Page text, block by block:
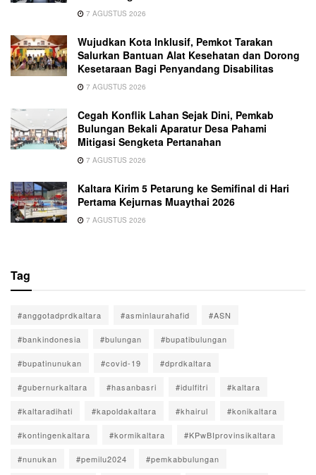
7 AGUSTUS 2026
Wujudkan Kota Inklusif, Pemkot Tarakan
Salurkan Bantuan Alat Kesehatan dan Dorong
Kesetaraan Bagi Penyandang Disabilitas
7 AGUSTUS 2026
Cegah Konflik Lahan Sejak Dini, Pemkab
Bulungan Bekali Aparatur Desa Pahami
Mitigasi Sengketa Pertanahan
7 AGUSTUS 2026
Kaltara Kirim 5 Petarung ke Semifinal di Hari
Pertama Kejurnas Muaythai 2026
7 AGUSTUS 2026
Tag
#anggotadprdkaltara #asminlaurahafid #ASN
#bankindonesia #bulungan #bupatibulungan
#bupatinunukan #covid-19 #dprdkaltara
#gubernurkaltara #hasanbasri #idulfitri #kaltara
#kaltaradihati #kapoldakaltara #khairul #konikaltara
#kontingenkaltara #kormikaltara #KPwBIprovinsikaltara
#nunukan #pemilu2024 #pemkabbulungan